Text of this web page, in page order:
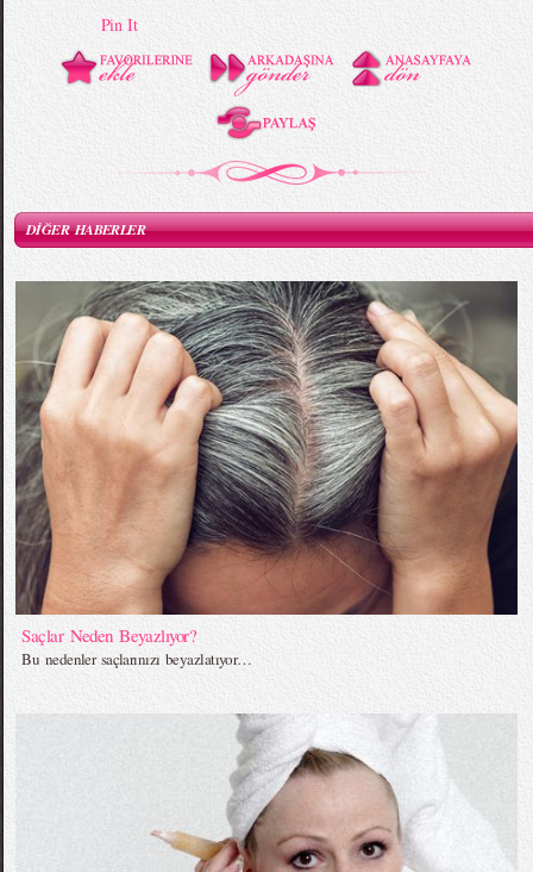
Pin It
DİĞER HABERLER
Saçlar Neden Beyazlıyor?
Bu nedenler saçlarınızı beyazlatıyor…